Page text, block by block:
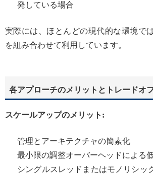
発している場合
実際には、ほとんどの現代的な環境で
を組み合わせて利用しています。
各アプローチのメリットとトレードオ
スケールアップのメリット:
管理とアーキテクチャの簡素化
最小限の調整オーバーヘッドによる
シングルスレッドまたはモノリシッ